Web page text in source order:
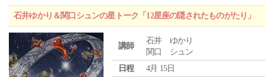
石井ゆかり＆関口シュンの星トーク「12星座の隠されたものがたり」
講師
石井 ゆかり
関口 シュン
日程
4月 15日